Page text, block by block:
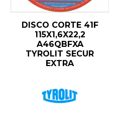
DISCO CORTE 41F
115X1,6X22,2
A46QBFXA
TYROLIT SECUR
EXTRA